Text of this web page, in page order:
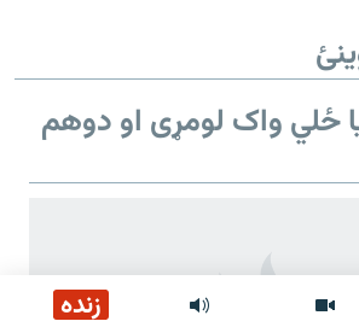
زنده
ځلي واک لومړی او دوهم